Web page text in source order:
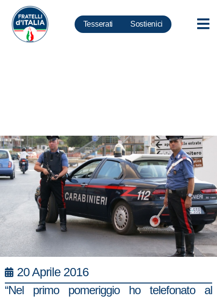
Tesserati Sostienici
20 Aprile 2016
“Nel primo pomeriggio ho telefonato al